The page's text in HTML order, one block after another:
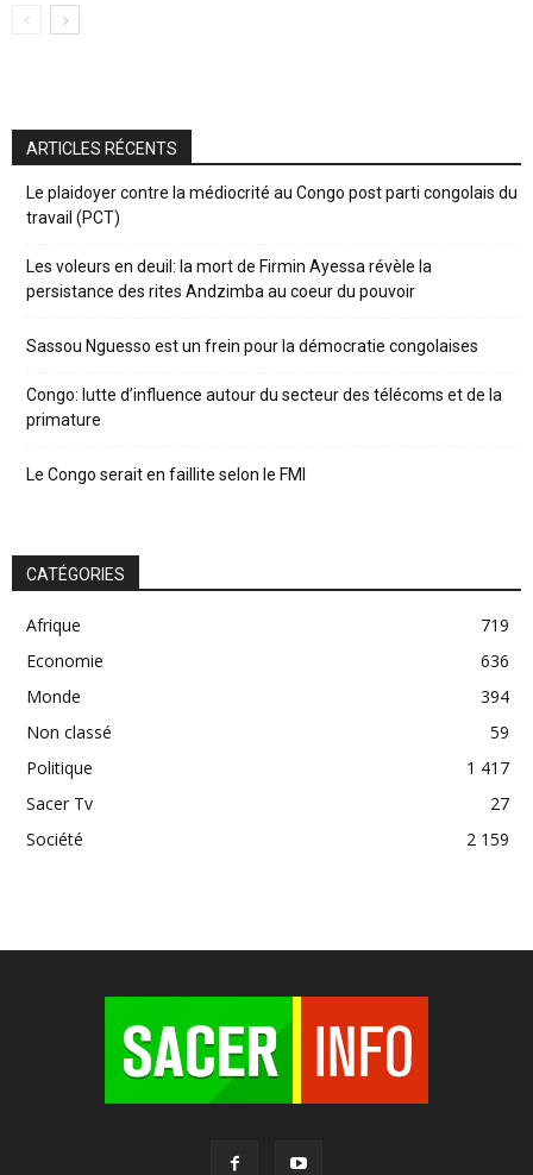
ARTICLES RÉCENTS
Le plaidoyer contre la médiocrité au Congo post parti congolais du
travail (PCT)
Les voleurs en deuil: la mort de Firmin Ayessa révèle la
persistance des rites Andzimba au coeur du pouvoir
Sassou Nguesso est un frein pour la démocratie congolaises
Congo: lutte d’influence autour du secteur des télécoms et de la
primature
Le Congo serait en faillite selon le FMI
CATÉGORIES
Afrique
719
Economie
636
Monde
394
Non classé
59
Politique
1 417
Sacer Tv
27
Société
2 159